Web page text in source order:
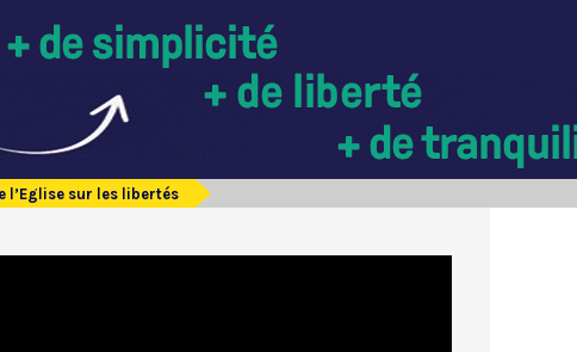
l’Eglise sur les libertés